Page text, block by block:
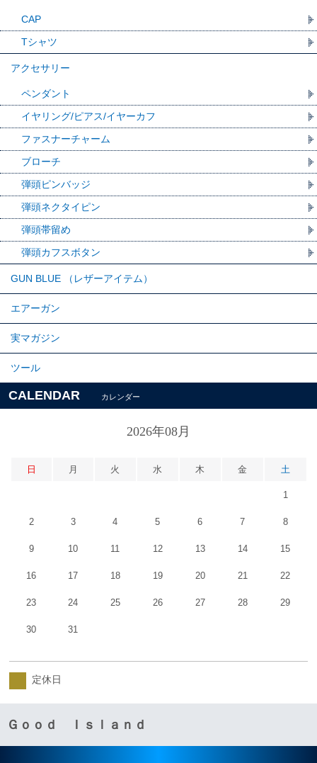
CAP
Tシャツ
アクセサリー
ペンダント
イヤリング/ピアス/イヤーカフ
ファスナーチャーム
ブローチ
弾頭ピンバッジ
弾頭ネクタイピン
弾頭帯留め
弾頭カフスボタン
GUN BLUE （レザーアイテム）
エアーガン
実マガジン
ツール
CALENDAR カレンダー
2026年08月
日 月 火 水 木 金 土
1
2 3 4 5 6 7 8
9 10 11 12 13 14 15
16 17 18 19 20 21 22
23 24 25 26 27 28 29
30 31
定休日
Ｇｏｏｄ Ｉｓｌａｎｄ